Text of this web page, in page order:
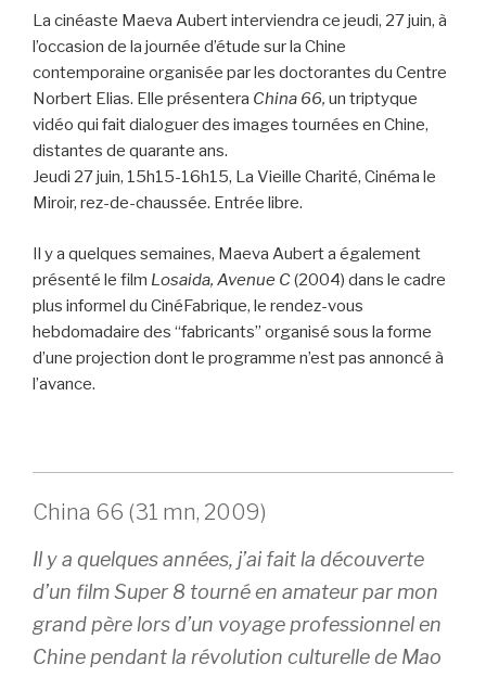
La cinéaste Maeva Aubert interviendra ce jeudi, 27 juin, à
l’occasion de la journée d’étude sur la Chine
contemporaine organisée par les doctorantes du Centre
Norbert Elias. Elle présentera China 66, un triptyque
vidéo qui fait dialoguer des images tournées en Chine,
distantes de quarante ans.
Jeudi 27 juin, 15h15-16h15, La Vieille Charité, Cinéma le
Miroir, rez-de-chaussée. Entrée libre.
Il y a quelques semaines, Maeva Aubert a également
présenté le film Losaida, Avenue C(2004) dans le cadre
plus informel du CinéFabrique, le rendez-vous
hebdomadaire des “fabricants” organisé sous la forme
d’une projection dont le programme n’est pas annoncé à
l’avance.
China 66 (31 mn, 2009)
Il y a quelques années, j’ai fait la découverte
d’un film Super 8 tourné en amateur par mon
grand père lors d’un voyage professionnel en
Chine pendant la révolution culturelle de Mao